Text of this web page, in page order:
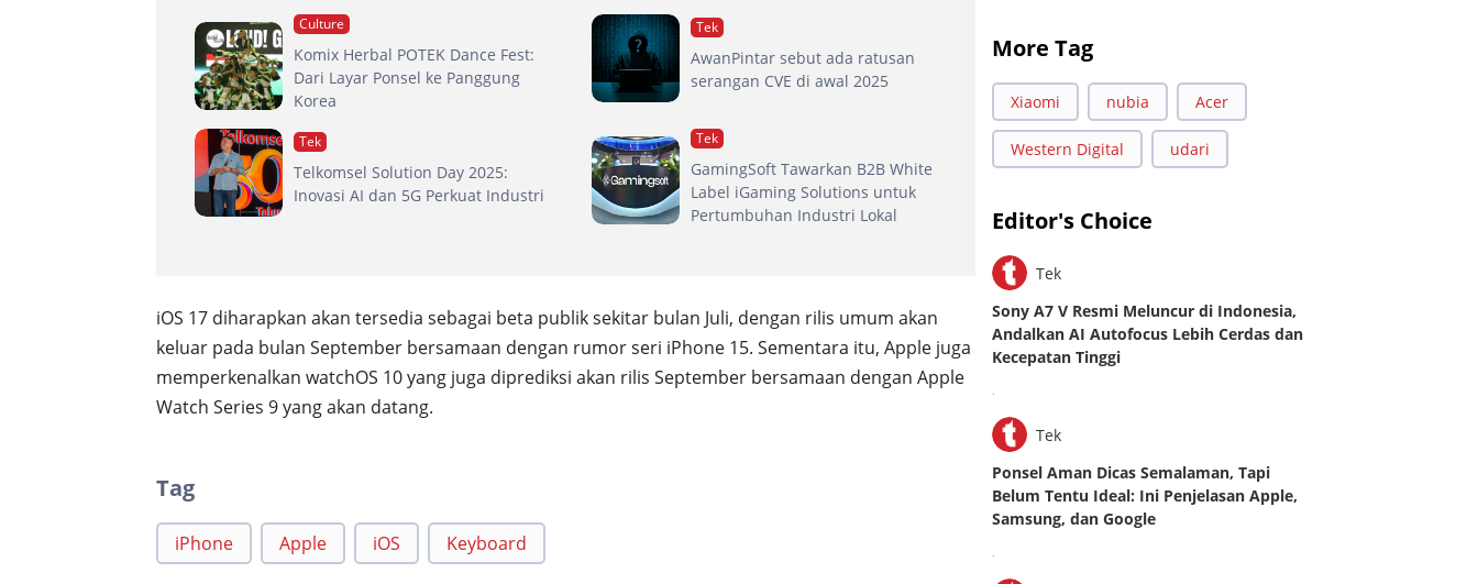
Culture
Komix Herbal POTEK Dance Fest:
Dari Layar Ponsel ke Panggung
Korea
Tek
AwanPintar sebut ada ratusan
serangan CVE di awal 2025
Tek
Telkomsel Solution Day 2025:
Inovasi AI dan 5G Perkuat Industri
Tek
GamingSoft Tawarkan B2B White
Label iGaming Solutions untuk
Pertumbuhan Industri Lokal
iOS 17 diharapkan akan tersedia sebagai beta publik sekitar bulan Juli, dengan rilis umum akan
keluar pada bulan September bersamaan dengan rumor seri iPhone 15. Sementara itu, Apple juga
memperkenalkan watchOS 10 yang juga diprediksi akan rilis September bersamaan dengan Apple
Watch Series 9 yang akan datang.
Tag
iPhone Apple iOS Keyboard
More Tag
Xiaomi nubia Acer
Western Digital udari
Editor's Choice
Tek
Sony A7 V Resmi Meluncur di Indonesia,
Andalkan AI Autofocus Lebih Cerdas dan
Kecepatan Tinggi
.
Tek
Ponsel Aman Dicas Semalaman, Tapi
Belum Tentu Ideal: Ini Penjelasan Apple,
Samsung, dan Google
.